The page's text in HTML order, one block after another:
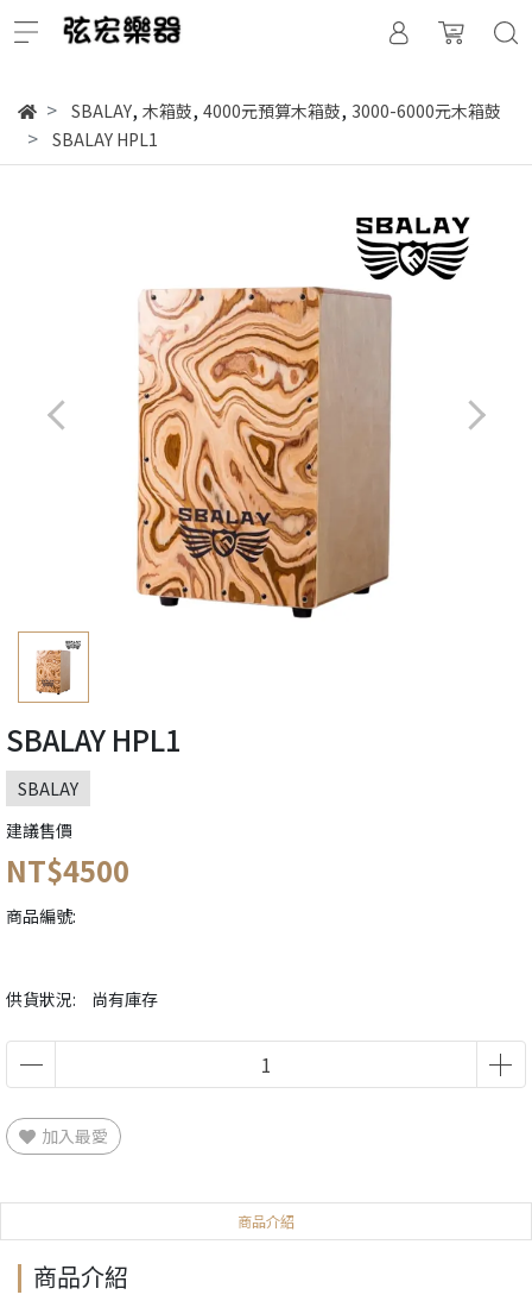
SBALAY, 木箱鼓, 4000元預算木箱鼓, 3000-6000元木箱鼓
SBALAY HPL1
SBALAY HPL1
SBALAY
建議售價
NT$4500
商品編號:
供貨狀況: 尚有庫存
加入最愛
商品介紹
商品介紹